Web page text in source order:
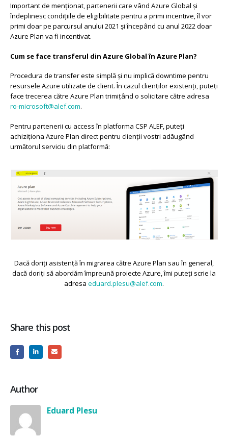
Important de menționat, partenerii care vând Azure Global și
îndeplinesc condițiile de eligibilitate pentru a primi incentive, îl vor
primi doar pe parcursul anului 2021 și începând cu anul 2022 doar
Azure Plan va fi incentivat.
Cum se face transferul din Azure Global în Azure Plan?
Procedura de transfer este simplă și nu implică downtime pentru
resursele Azure utilizate de client. În cazul clienților existenți, puteți
face trecerea către Azure Plan trimițând o solicitare către adresa
ro-microsoft@alef.com.
Pentru partenerii cu access în platforma CSP ALEF, puteți
achiziționa Azure Plan direct pentru clienții vostri adăugând
următorul serviciu din platformă:
Dacă doriți asistență în migrarea către Azure Plan sau în general,
dacă doriți să abordăm împreună proiecte Azure, îmi puteți scrie la
adresa eduard.plesu@alef.com.
Share this post
Author
Eduard Plesu